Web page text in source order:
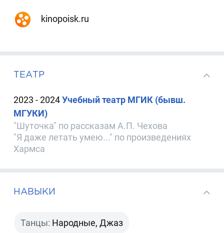
kinopoisk.ru
ТЕАТР
2023 - 2024Учебный театр МГИК (бывш.
МГУКИ)
"Шуточка" по рассказам А.П. Чехова
"Я даже летать умею..." по произведениях
Хармса
НАВЫКИ
Танцы: Народные, Джаз